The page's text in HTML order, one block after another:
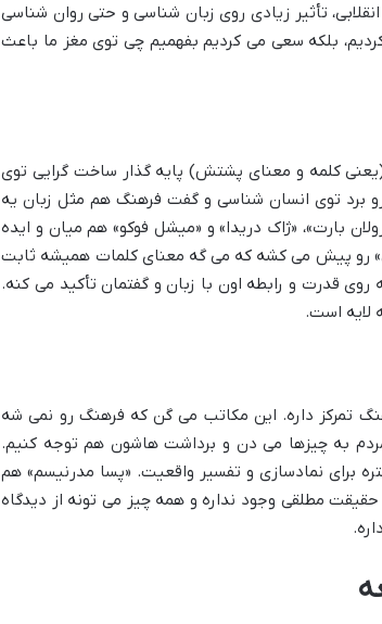
تأثیر زیادی روی زبان شناسی و حتی روان شناسی
بلکه سعی می کردیم بفهمیم چی توی مغز ما باعث
(یعنی کلمه و معنای پشتش) پایه گذار ساخت گرایی توی
برد توی انسان شناسی و گفت فرهنگ هم مثل زبان یه
بارت»، «ژاک دریدا» و «میشل فوکو» هم میان و ایده
رو پیش می کشه که می گه معنای کلمات همیشه ثابت
قدرت و رابطه اون با زبان و گفتمان تأکید می کنه.
لایه است.
تمرکز داره. این مکاتب می گن که فرهنگ رو نمی شه
به چیزها می دن و برداشت هاشون هم توجه کنیم.
برای نمادسازی و تفسیر واقعیت. «پسا مدرنیسم» هم
مطلقی وجود نداره و همه چیز می تونه از دیدگاه